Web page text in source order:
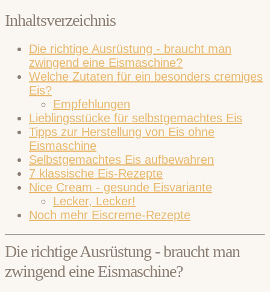
Inhaltsverzeichnis
Die richtige Ausrüstung - braucht man
zwingend eine Eismaschine?
Welche Zutaten für ein besonders cremiges
Eis?
Empfehlungen
Lieblingsstücke für selbstgemachtes Eis
Tipps zur Herstellung von Eis ohne
Eismaschine
Selbstgemachtes Eis aufbewahren
7 klassische Eis-Rezepte
Nice Cream - gesunde Eisvariante
Lecker, Lecker!
Noch mehr Eiscreme-Rezepte
Die richtige Ausrüstung - braucht man
zwingend eine Eismaschine?